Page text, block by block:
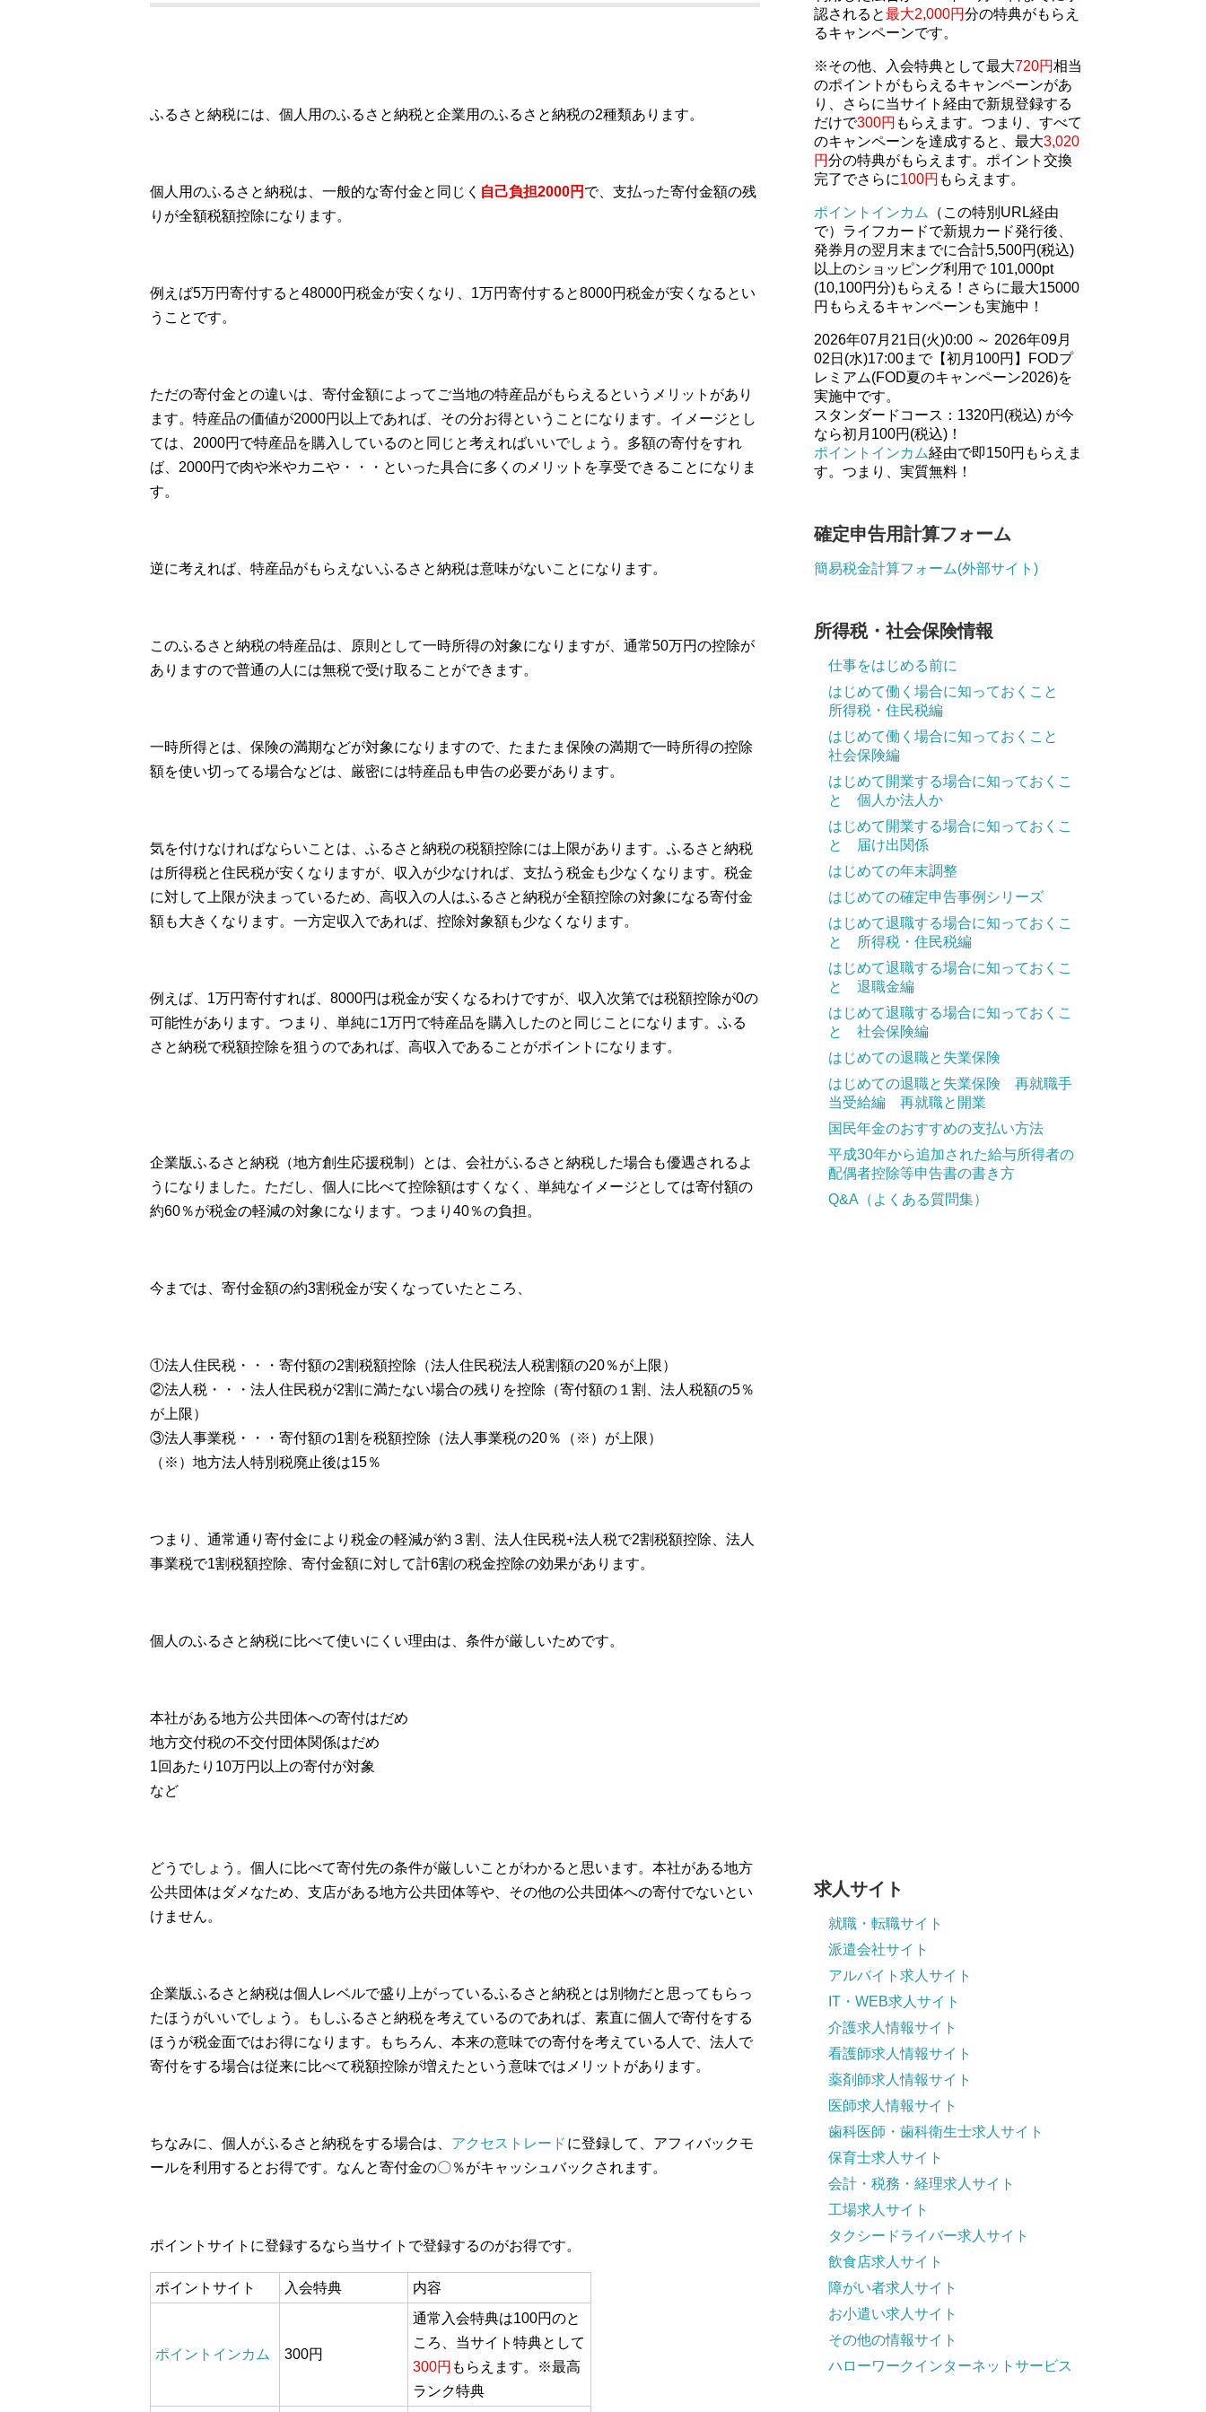
ふるさと納税には、個人用のふるさと納税と企業用のふるさと納税の2種類あります。
個人用のふるさと納税は、一般的な寄付金と同じく 自己負担2000円 で、支払った寄付金額の残
りが全額税額控除になります。
例えば5万円寄付すると48000円税金が安くなり、1万円寄付すると8000円税金が安くなるとい
うことです。
ただの寄付金との違いは、寄付金額によってご当地の特産品がもらえるというメリットがあり
ます。特産品の価値が2000円以上であれば、その分お得ということになります。イメージとし
ては、2000円で特産品を購入しているのと同じと考えればいいでしょう。多額の寄付をすれ
ば、2000円で肉や米やカニや・・・といった具合に多くのメリットを享受できることになりま
す。
逆に考えれば、特産品がもらえないふるさと納税は意味がないことになります。
このふるさと納税の特産品は、原則として一時所得の対象になりますが、通常50万円の控除が
ありますので普通の人には無税で受け取ることができます。
一時所得とは、保険の満期などが対象になりますので、たまたま保険の満期で一時所得の控除
額を使い切ってる場合などは、厳密には特産品も申告の必要があります。
気を付けなければならいことは、ふるさと納税の税額控除には上限があります。ふるさと納税
は所得税と住民税が安くなりますが、収入が少なければ、支払う税金も少なくなります。税金
に対して上限が決まっているため、高収入の人はふるさと納税が全額控除の対象になる寄付金
額も大きくなります。一方定収入であれば、控除対象額も少なくなります。
例えば、1万円寄付すれば、8000円は税金が安くなるわけですが、収入次第では税額控除が0の
可能性があります。つまり、単純に1万円で特産品を購入したのと同じことになります。ふる
さと納税で税額控除を狙うのであれば、高収入であることがポイントになります。
企業版ふるさと納税（地方創生応援税制）とは、会社がふるさと納税した場合も優遇されるよ
うになりました。ただし、個人に比べて控除額はすくなく、単純なイメージとしては寄付額の
約60％が税金の軽減の対象になります。つまり40％の負担。
今までは、寄付金額の約3割税金が安くなっていたところ、
①法人住民税・・・寄付額の2割税額控除（法人住民税法人税割額の20％が上限）
②法人税・・・法人住民税が2割に満たない場合の残りを控除（寄付額の１割、法人税額の5％
が上限）
③法人事業税・・・寄付額の1割を税額控除（法人事業税の20％（※）が上限）
（※）地方法人特別税廃止後は15％
つまり、通常通り寄付金により税金の軽減が約３割、法人住民税+法人税で2割税額控除、法人
事業税で1割税額控除、寄付金額に対して計6割の税金控除の効果があります。
個人のふるさと納税に比べて使いにくい理由は、条件が厳しいためです。
本社がある地方公共団体への寄付はだめ
地方交付税の不交付団体関係はだめ
1回あたり10万円以上の寄付が対象
など
どうでしょう。個人に比べて寄付先の条件が厳しいことがわかると思います。本社がある地方
公共団体はダメなため、支店がある地方公共団体等や、その他の公共団体への寄付でないとい
けません。
企業版ふるさと納税は個人レベルで盛り上がっているふるさと納税とは別物だと思ってもらっ
たほうがいいでしょう。もしふるさと納税を考えているのであれば、素直に個人で寄付をする
ほうが税金面ではお得になります。もちろん、本来の意味での寄付を考えている人で、法人で
寄付をする場合は従来に比べて税額控除が増えたという意味ではメリットがあります。
ちなみに、個人がふるさと納税をする場合は、 アクセストレード に登録して、アフィバックモ
ールを利用するとお得です。なんと寄付金の〇％がキャッシュバックされます。
ポイントサイトに登録するなら当サイトで登録するのがお得です。
ポイントサイト 入会特典 内容
ポイントインカム 300円
通常入会特典は100円のと
ころ、当サイト特典として
300円 もらえます。※最高
ランク特典
認されると最大2,000円分の特典がもらえ
るキャンペーンです。
※その他、入会特典として最大720円相当
のポイントがもらえるキャンペーンがあ
り、さらに当サイト経由で新規登録する
だけで300円 もらえます。つまり、すべて
のキャンペーンを達成すると、最大3,020
円分の特典がもらえます。ポイント交換
完了でさらに100円 もらえます。
ポイントインカム
（この特別URL経由
で）ライフカードで新規カード発行後、
発券月の翌月末までに合計5,500円(税込)
以上のショッピング利用で 101,000pt
(10,100円分)もらえる！さらに最大15000
円もらえるキャンペーンも実施中！
2026年07月21日(火)0:00 ～ 2026年09月
02日(水)17:00まで【初月100円】FODプ
レミアム(FOD夏のキャンペーン2026)を
実施中です。
スタンダードコース：1320円(税込) が今
なら初月100円(税込)！
ポイントインカム経由で即150円もらえま
す。つまり、実質無料！
確定申告用計算フォーム
簡易税金計算フォーム(外部サイト)
所得税・社会保険情報
仕事をはじめる前に
はじめて働く場合に知っておくこと
所得税・住民税編
はじめて働く場合に知っておくこと
社会保険編
はじめて開業する場合に知っておくこ
と 個人か法人か
はじめて開業する場合に知っておくこ
と 届け出関係
はじめての年末調整
はじめての確定申告事例シリーズ
はじめて退職する場合に知っておくこ
と 所得税・住民税編
はじめて退職する場合に知っておくこ
と 退職金編
はじめて退職する場合に知っておくこ
と 社会保険編
はじめての退職と失業保険
はじめての退職と失業保険 再就職手
当受給編 再就職と開業
国民年金のおすすめの支払い方法
平成30年から追加された給与所得者の
配偶者控除等申告書の書き方
Q&A（よくある質問集）
求人サイト
就職・転職サイト
派遣会社サイト
アルバイト求人サイト
IT・WEB求人サイト
介護求人情報サイト
看護師求人情報サイト
薬剤師求人情報サイト
医師求人情報サイト
歯科医師・歯科衛生士求人サイト
保育士求人サイト
会計・税務・経理求人サイト
工場求人サイト
タクシードライバー求人サイト
飲食店求人サイト
障がい者求人サイト
お小遣い求人サイト
その他の情報サイト
ハローワークインターネットサービス